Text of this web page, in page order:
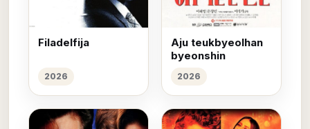
Filadelfija
2026
Aju teukbyeolhan
byeonshin
2026